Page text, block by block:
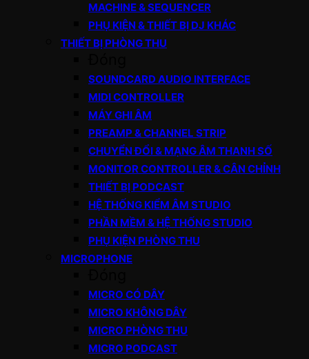
MACHINE & SEQUENCER
PHỤ KIỆN & THIẾT BỊ DJ KHÁC
THIẾT BỊ PHÒNG THU
SOUNDCARD AUDIO INTERFACE
MIDI CONTROLLER
MÁY GHI ÂM
PREAMP & CHANNEL STRIP
CHUYỂN ĐỔI & MẠNG ÂM THANH SỐ
MONITOR CONTROLLER & CÂN CHỈNH
THIẾT BỊ PODCAST
HỆ THỐNG KIỂM ÂM STUDIO
PHẦN MỀM & HỆ THỐNG STUDIO
PHỤ KIỆN PHÒNG THU
MICROPHONE
MICRO CÓ DÂY
MICRO KHÔNG DÂY
MICRO PHÒNG THU
MICRO PODCAST